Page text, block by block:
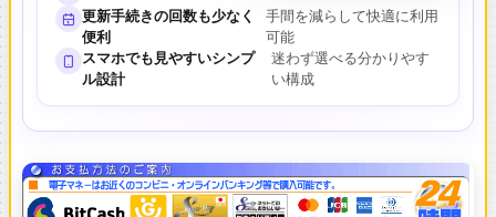
更新手続きの回数も少なく
便利
手間を減らして快適に利用
可能
スマホでも見やすいシンプ
ル設計
迷わず選べる分かりやす
い構成